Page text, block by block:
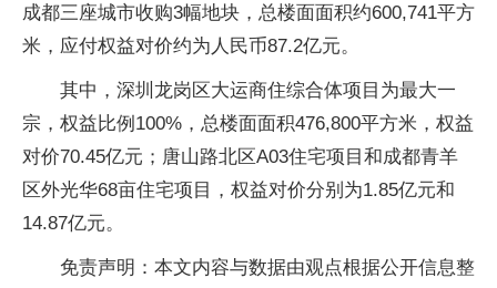
成都三座城市收购3幅地块，总楼面面积约600,741平方
米，应付权益对价约为人民币87.2亿元。
其中，深圳龙岗区大运商住综合体项目为最大一
宗，权益比例100%，总楼面面积476,800平方米，权益
对价70.45亿元；唐山路北区A03住宅项目和成都青羊
区外光华68亩住宅项目，权益对价分别为1.85亿元和
14.87亿元。
免责声明：本文内容与数据由观点根据公开信息整